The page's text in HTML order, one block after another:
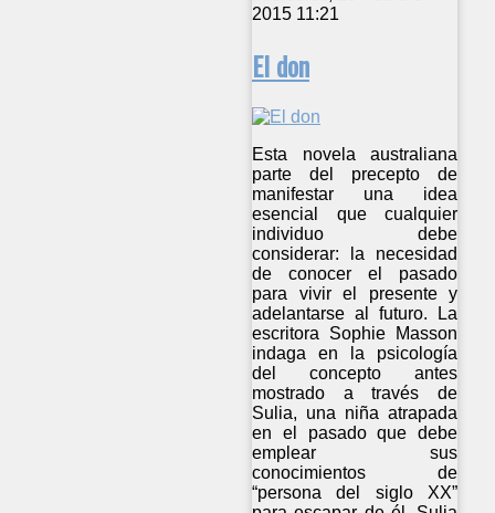
2015 11:21
El don
Esta novela australiana
parte del precepto de
manifestar una idea
esencial que cualquier
individuo debe
considerar: la necesidad
de conocer el pasado
para vivir el presente y
adelantarse al futuro. La
escritora Sophie Masson
indaga en la psicología
del concepto antes
mostrado a través de
Sulia, una niña atrapada
en el pasado que debe
emplear sus
conocimientos de
“persona del siglo XX”